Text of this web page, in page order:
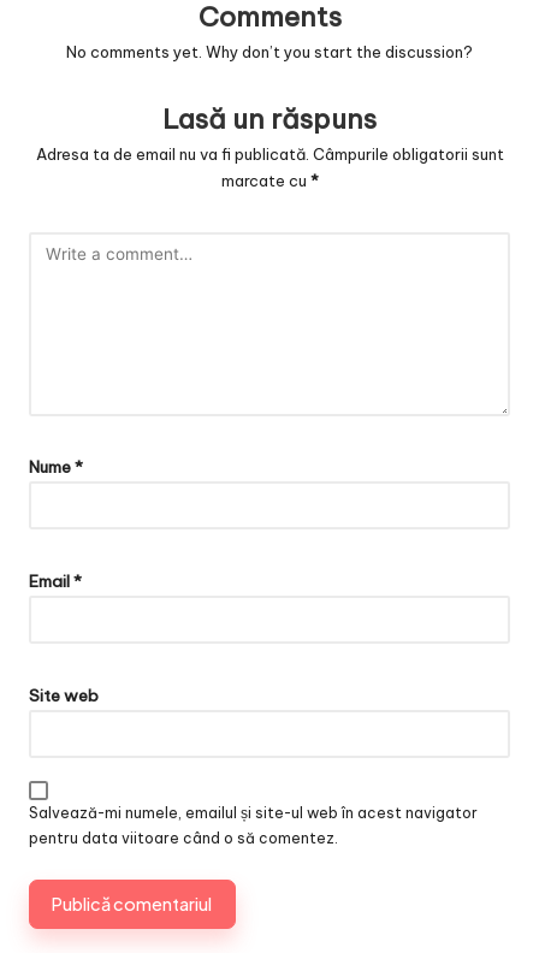
Comments
No comments yet. Why don’t you start the discussion?
Lasă un răspuns
Adresa ta de email nu va fi publicată. Câmpurile obligatorii sunt
marcate cu *
Nume*
Email*
Site web
Salvează-mi numele, emailul și site-ul web în acest navigator
pentru data viitoare când o să comentez.